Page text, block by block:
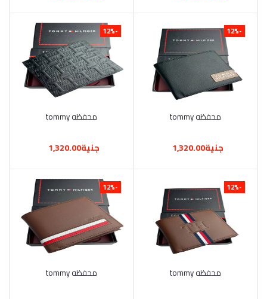
-12%
أضف إلى السلة
محفظه tommy
جنية1,320.00
-12%
أضف إلى السلة
محفظه tommy
جنية1,320.00
-12%
أضف إلى السلة
محفظه tommy
-12%
أضف إلى السلة
محفظه tommy